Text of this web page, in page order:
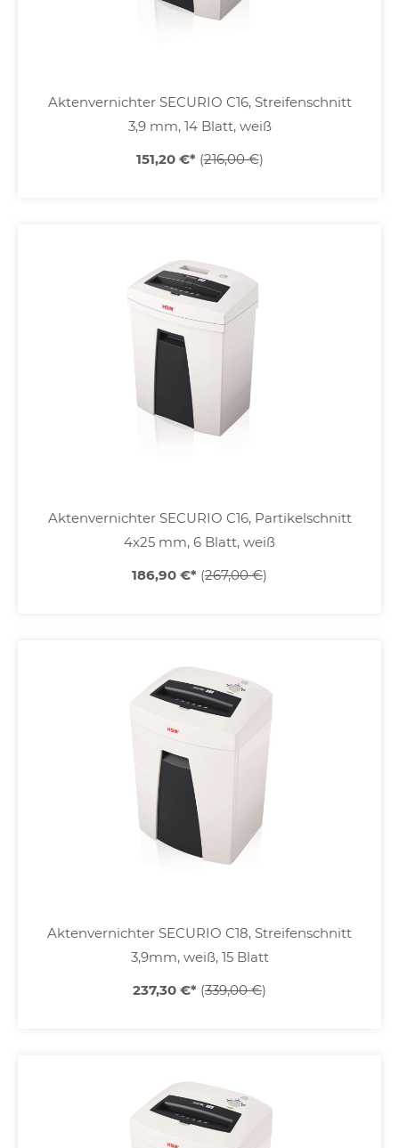
Aktenvernichter SECURIO C16, Streifenschnitt
3,9 mm, 14 Blatt, weiß
151,20 €* (216,00 €)
Aktenvernichter SECURIO C16, Partikelschnitt
4x25 mm, 6 Blatt, weiß
186,90 €* (267,00 €)
Aktenvernichter SECURIO C18, Streifenschnitt
3,9mm, weiß, 15 Blatt
237,30 €* (339,00 €)